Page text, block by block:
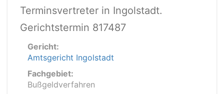
Terminsvertreter in Ingolstadt.
Gerichtstermin 817487
Gericht:
Amtsgericht Ingolstadt
Fachgebiet:
Bußgeldverfahren